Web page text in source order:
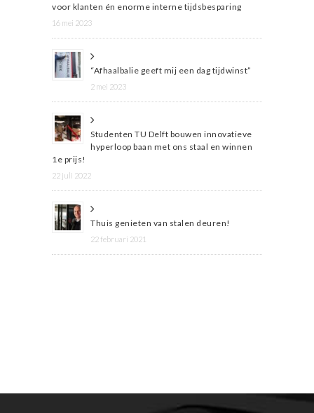
voor klanten én enorme interne tijdsbesparing
16 mei 2023
“Afhaalbalie geeft mij een dag tijdwinst”
2 mei 2023
Studenten TU Delft bouwen innovatieve
hyperloop baan met ons staal en winnen
1e prijs!
22 juli 2022
Thuis genieten van stalen deuren!
22 februari 2021